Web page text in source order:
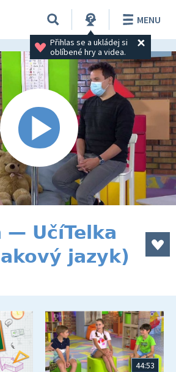
Přihlas se a ukládej si
oblíbené hry a videa.
MENU
— UčíTelka
jazyk)
44:53